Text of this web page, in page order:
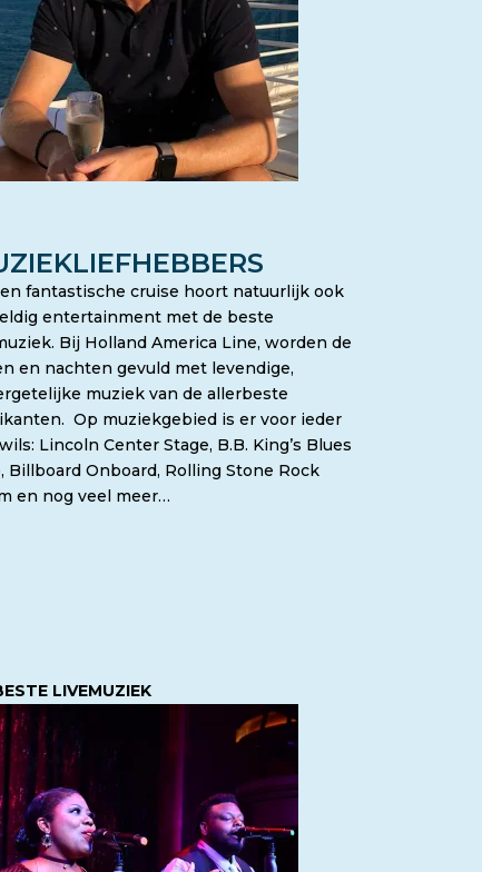
fantastische cruise hoort natuurlijk ook
entertainment met de beste
Bij Holland America Line, worden de
en nachten gevuld met levendige,
muziek van de allerbeste
Op muziekgebied is er voor ieder
Lincoln Center Stage, B.B. King’s Blues
Billboard Onboard, Rolling Stone Rock
en nog veel meer…
LIVEMUZIEK